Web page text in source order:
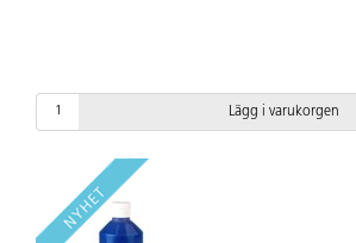
Lägg i varukorgen